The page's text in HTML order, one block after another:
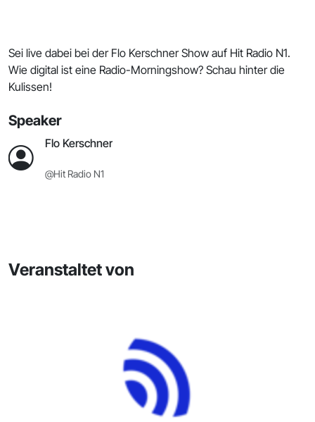
Sei live dabei bei der Flo Kerschner Show auf Hit Radio N1.
Wie digital ist eine Radio-Morningshow? Schau hinter die
Kulissen!
Speaker
Flo Kerschner
@Hit Radio N1
Veranstaltet von